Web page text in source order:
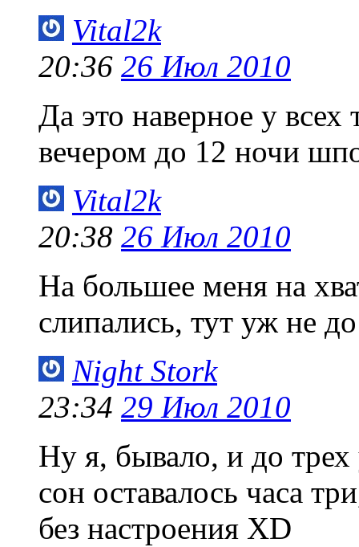
Vital2k
20:36 26 Июл 2010
Да это наверное у всех
вечером до 12 ночи
Vital2k
20:38 26 Июл 2010
На большее меня на
слипались, тут уж не
Night Stork
23:34 29 Июл 2010
Ну я, бывало, и до трех
сон оставалось часа
без настроения XD